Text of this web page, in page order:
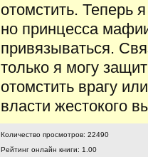
отомстить. Теперь
но принцесса
привязываться.
только я могу
отомстить врагу
власти жестокого
Количество просмотров: 22490
Рейтинг онлайн книги: 1.00